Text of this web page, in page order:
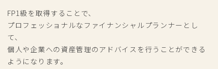
FP1級を取得することで、
プロフェッショナルなファイナンシャルプランナーとし
て、
個人や企業への資産管理のアドバイスを行うことができる
ようになります。